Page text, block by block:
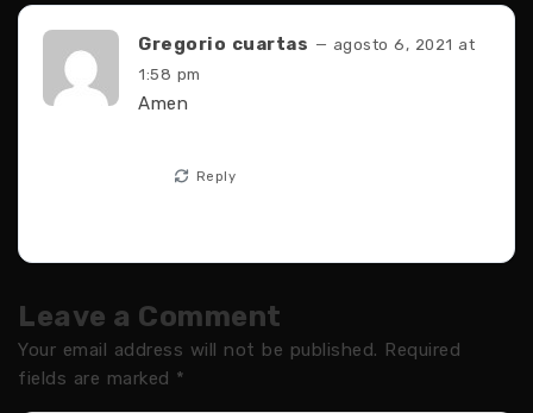
Gregorio cuartas — agosto 6, 2021 at
1:58 pm
Amen
Reply
Leave a Comment
Your email address will not be published. Required
fields are marked *